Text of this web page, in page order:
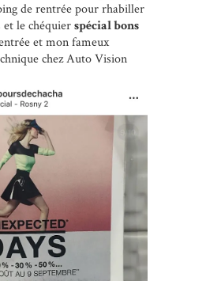
de rentrée pour rhabiller
et le chéquierspécial bons
et mon fameux
chez Auto Vision